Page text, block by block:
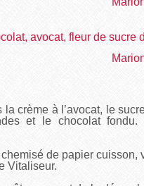
la crème à l’avocat, le
et le chocolat
de papier
Vitaliseur.